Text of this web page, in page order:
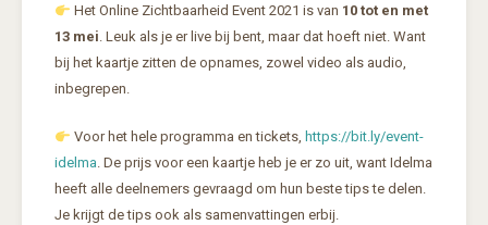
Het Online Zichtbaarheid Event 2021 is van 10 tot en met
13 mei. Leuk als je er live bij bent, maar dat hoeft niet. Want
bij het kaartje zitten de opnames, zowel video als audio,
inbegrepen.
Voor het hele programma en tickets, https://bit.ly/event-
idelma. De prijs voor een kaartje heb je er zo uit, want Idelma
heeft alle deelnemers gevraagd om hun beste tips te delen.
Je krijgt de tips ook als samenvattingen erbij.